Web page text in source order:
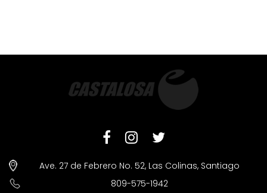
Ave. 27 de Febrero No. 52, Las Colinas, Santiago
809-575-1942